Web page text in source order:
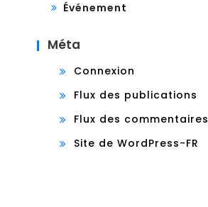
Événement
Méta
Connexion
Flux des publications
Flux des commentaires
Site de WordPress-FR